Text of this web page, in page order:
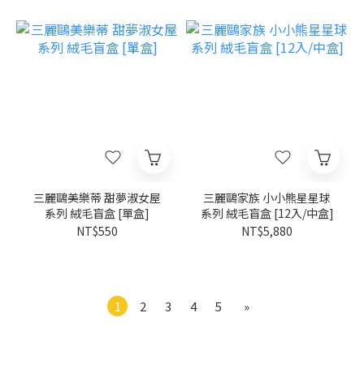
三麗鷗美樂蒂 甜夢淑女屋
系列 絨毛盲盒 [單盒]
NT$550
三麗鷗家族 小小熊星星球
系列 絨毛盲盒 [12入/中盒]
NT$5,880
1 2 3 4 5 »